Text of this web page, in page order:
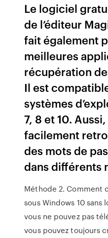
Le logiciel
de l’éditeur
fait également
meilleures
récupération
Il est
systèmes
7, 8 et 10.
facilement
des mots de
dans différents
Méthode 2. Comment
sous Windows 10
vous ne pouvez pas
vous pouvez toujours